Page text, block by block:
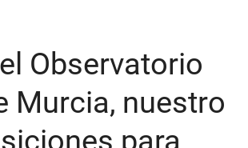
Observatorio
Murcia, nuestro
para